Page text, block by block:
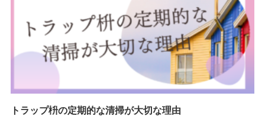
トラップ枡の定期的な清掃が大切な理由